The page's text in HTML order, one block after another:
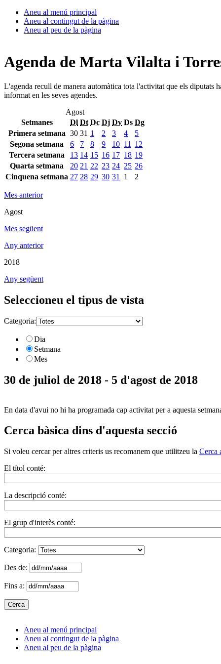
Aneu al menú principal
Aneu al contingut de la pàgina
Aneu al peu de la pàgina
Agenda de Marta Vilalta i
L'agenda recull de manera automàtica tota l'activitat que els diputats
informat en les seves agendes.
Agost
Setmanes
Dl Dt Dc Dj Dv Ds Dg
Primera setmana 30 31 1 2 3 4
5
Segona setmana
6 7 8 9 10 11
12
Tercera setmana
13 14 15 16 17 18 19
Quarta setmana
20 21 22 23 24 25 26
Cinquena setmana 27 28 29 30 31 1 2
Mes anterior
Agost
Mes següent
Any anterior
2018
Any següent
Seleccioneu el tipus de vista
Categoria:
Dia
Setmana
Mes
30 de juliol de 2018 - 5 d'agost de 2018
En data d'avui no hi ha programada cap activitat per a aquesta
Cerca bàsica dins d'aquesta secció
Si voleu cercar per altres criteris us recomanem que utilitzeu la Cerca
El títol conté:
La descripció conté:
El grup d'interès conté:
Categoria:
Des de:
Fins a:
Aneu al menú principal
Aneu al contingut de la pàgina
Aneu al peu de la pàgina